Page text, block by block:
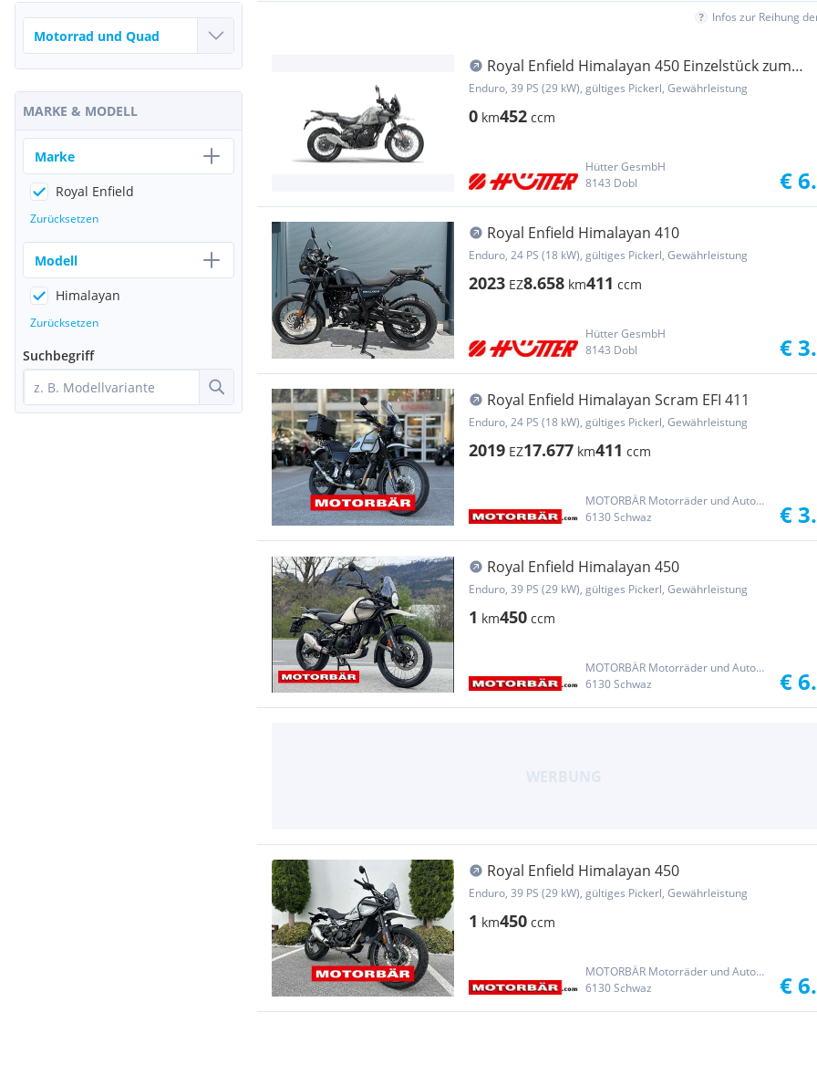
Infos zur Reihung
Royal Enfield Himalayan 450 Einzelstück zum
Sonderpreis in ka...
Enduro, 39 PS (29 kW), gültiges Pickerl, Gewährleistung
0 km452 ccm
Hütter GesmbH
8143 Dobl
€
Royal Enfield Himalayan 410
Enduro, 24 PS (18 kW), gültiges Pickerl, Gewährleistung
2023 EZ8.658 km411 ccm
Hütter GesmbH
8143 Dobl
€
Royal Enfield Himalayan Scram EFI 411
Enduro, 24 PS (18 kW), gültiges Pickerl, Gewährleistung
2019 EZ17.677 km411 ccm
MOTORBÄR Motorräder und Automobile Handelsgesellschaft m.b.H.
6130 Schwaz
€
Royal Enfield Himalayan 450
Enduro, 39 PS (29 kW), gültiges Pickerl, Gewährleistung
1 km450 ccm
MOTORBÄR Motorräder und Automobile Handelsgesellschaft m.b.H.
6130 Schwaz
€
Royal Enfield Himalayan 450
Enduro, 39 PS (29 kW), gültiges Pickerl, Gewährleistung
1 km450 ccm
MOTORBÄR Motorräder und Automobile Handelsgesellschaft m.b.H.
6130 Schwaz
€
MARKE & MODELL
Marke
Royal Enfield
Zurücksetzen
Modell
Himalayan
Zurücksetzen
Suchbegriff